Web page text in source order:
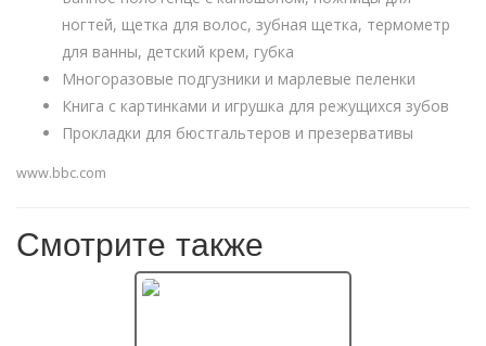
ногтей, щетка для волос, зубная щетка, термометр
для ванны, детский крем, губка
Многоразовые подгузники и марлевые пеленки
Книга с картинками и игрушка для режущихся зубов
Прокладки для бюстгальтеров и презервативы
www.bbc.com
Смотрите также